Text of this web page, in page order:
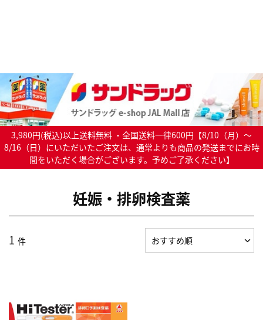
3,980円(税込)以上送料無料 ・全国送料一律600円【8/10（月）～
8/16（日）にいただいたご注文は、通常よりも商品の発送までにお時
間をいただく場合がございます。予めご了承ください】
妊娠・排卵検査薬
1 件